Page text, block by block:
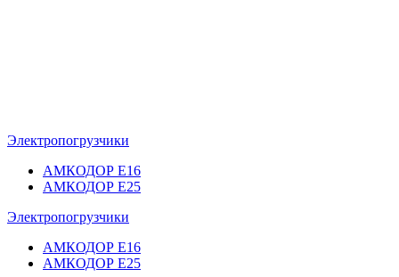
Электропогрузчики
АМКОДОР Е16
АМКОДОР Е25
Электропогрузчики
АМКОДОР Е16
АМКОДОР Е25